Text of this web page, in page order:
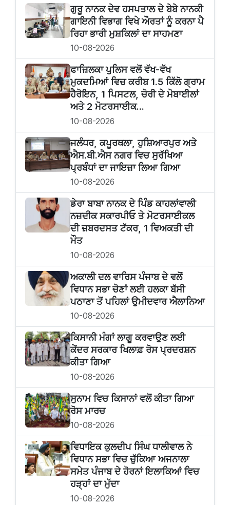
ਗੁਰੂ ਨਾਨਕ ਦੇਵ ਹਸਪਤਾਲ ਦੇ ਬੇਬੇ ਨਾਨਕੀ
ਗਾਇਨੀ ਵਿਭਾਗ ਵਿਖੇ ਔਰਤਾਂ ਨੂੰ ਕਰਨਾ ਪੈ
ਰਿਹਾ ਭਾਰੀ ਮੁਸ਼ਕਿਲਾਂ ਦਾ ਸਾਹਮਣਾ
10-08-2026
ਫਾਜ਼ਿਲਕਾ ਪੁਲਿਸ ਵਲੋਂ ਵੱਖ-ਵੱਖ
ਮੁਕਦਮਿਆਂ ਵਿਚ ਕਰੀਬ 1.5 ਕਿੱਲੋ ਗ੍ਰਾਮ
ਹੈਰੋਇਨ, 1 ਪਿਸਟਲ, ਚੋਰੀ ਦੇ ਮੋਬਾਈਲਾਂ
ਅਤੇ 2 ਮੋਟਰਸਾਈਕ...
10-08-2026
ਜਲੰਧਰ, ਕਪੂਰਥਲਾ, ਹੁਸ਼ਿਆਰਪੁਰ ਅਤੇ
ਐਸ.ਬੀ.ਐਸ ਨਗਰ ਵਿਚ ਸੁਰੱਖਿਆ
ਪ੍ਰਬੰਧਾਂ ਦਾ ਜਾਇਜ਼ਾ ਲਿਆ ਗਿਆ
10-08-2026
ਡੇਰਾ ਬਾਬਾ ਨਾਨਕ ਦੇ ਪਿੰਡ ਕਾਹਲਾਂਵਾਲੀ
ਨਜ਼ਦੀਕ ਸਕਾਰਪੀਓ ਤੇ ਮੋਟਰਸਾਈਕਲ
ਦੀ ਜ਼ਬਰਦਸਤ ਟੱਕਰ, 1 ਵਿਅਕਤੀ ਦੀ
ਮੌਤ
10-08-2026
ਅਕਾਲੀ ਦਲ ਵਾਰਿਸ ਪੰਜਾਬ ਦੇ ਵਲੋਂ
ਵਿਧਾਨ ਸਭਾ ਚੋਣਾਂ ਲਈ ਹਲਕਾ ਬੱਸੀ
ਪਠਾਣਾ ਤੋਂ ਪਹਿਲਾਂ ਉਮੀਦਵਾਰ ਐਲਾਨਿਆ
10-08-2026
ਕਿਸਾਨੀ ਮੰਗਾਂ ਲਾਗੂ ਕਰਵਾਉਣ ਲਈ
ਕੇਂਦਰ ਸਰਕਾਰ ਖਿਲਾਫ਼ ਰੋਸ ਪ੍ਰਦਰਸ਼ਨ
ਕੀਤਾ ਗਿਆ
10-08-2026
ਸੁਨਾਮ ਵਿਚ ਕਿਸਾਨਾਂ ਵਲੋਂ ਕੀਤਾ ਗਿਆ
ਰੋਸ ਮਾਰਚ
10-08-2026
ਵਿਧਾਇਕ ਕੁਲਦੀਪ ਸਿੰਘ ਧਾਲੀਵਾਲ ਨੇ
ਵਿਧਾਨ ਸਭਾ ਵਿਚ ਚੁੱਕਿਆ ਅਜਨਾਲਾ
ਸਮੇਤ ਪੰਜਾਬ ਦੇ ਹੋਰਨਾਂ ਇਲਾਕਿਆਂ ਵਿਚ
ਹੜ੍ਹਾਂ ਦਾ ਮੁੱਦਾ
10-08-2026